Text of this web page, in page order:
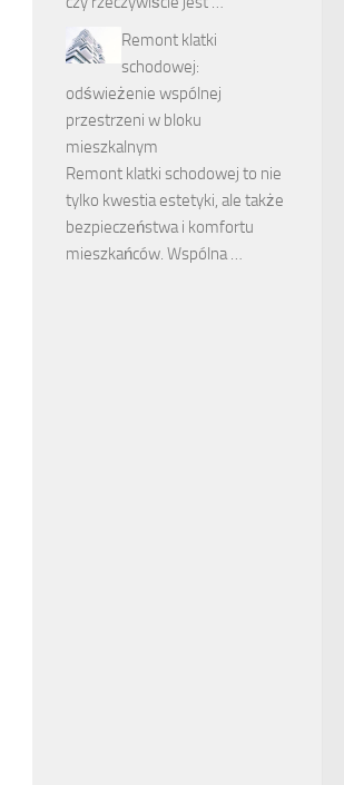
Remont klatki
schodowej:
odświeżenie wspólnej
przestrzeni w bloku
mieszkalnym
Remont klatki schodowej to nie
tylko kwestia estetyki, ale także
bezpieczeństwa i komfortu
mieszkańców. Wspólna …